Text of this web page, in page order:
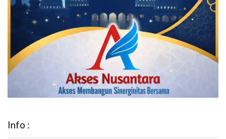
Info :